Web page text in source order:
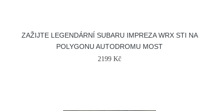
ZAŽIJTE LEGENDÁRNÍ SUBARU IMPREZA WRX STI NA
POLYGONU AUTODROMU MOST
2199 Kč